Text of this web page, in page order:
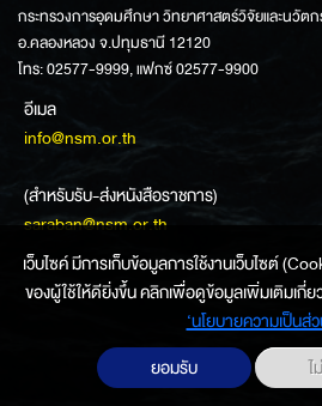
กระทรวงการอุดมศึกษา วิทยาศาสตร์วิจัยและนวัต
อ.คลองหลวง จ.ปทุมธานี 12120
โทร: 02577-9999, แฟกซ์ 02577-9900
อีเมล
info@nsm.or.th
(สำหรับรับ-ส่งหนังสือราชการ)
saraban@nsm.or.th
เว็บไซค์ มีการเก็บข้อมูลการใช้งานเว็บไซต์
ของผู้ใช้ให้ดียิ่งขึ้น คลิกเพื่อดูข้อมูลเพิ่มเติมเกี่
‘นโยบายความเป็นส่
ยอมรับ